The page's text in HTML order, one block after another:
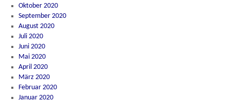
Oktober 2020
September 2020
August 2020
Juli 2020
Juni 2020
Mai 2020
April 2020
März 2020
Februar 2020
Januar 2020